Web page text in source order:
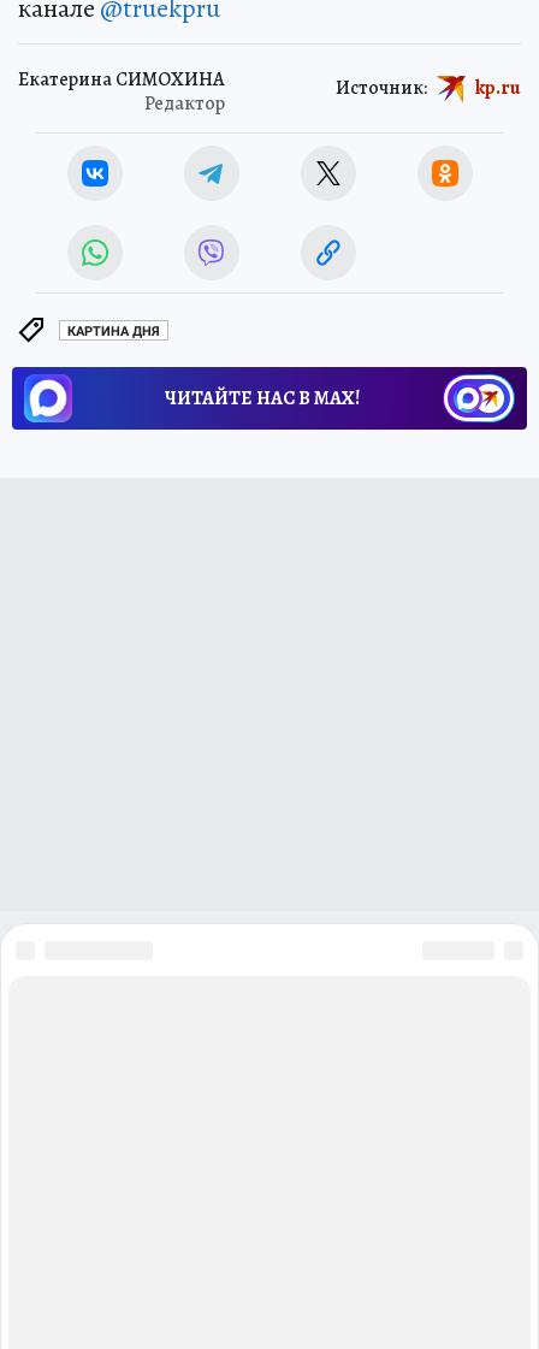
канале @truekpru
Екатерина СИМОХИНА
Редактор
Источник: kp.ru
КАРТИНА ДНЯ
ЧИТАЙТЕ НАС В МАХ!